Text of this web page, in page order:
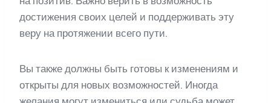
достижения своих целей и поддерживать эту
веру на протяжении всего пути.
Вы также должны быть готовы к изменениям и
открыты для новых возможностей. Иногда